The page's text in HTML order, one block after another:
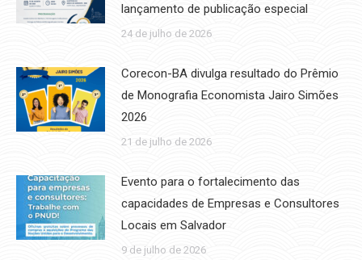
lançamento de publicação especial
24 de julho de 2026
Corecon-BA divulga resultado do Prêmio
de Monografia Economista Jairo Simões
2026
21 de julho de 2026
Evento para o fortalecimento das
capacidades de Empresas e Consultores
Locais em Salvador
9 de julho de 2026